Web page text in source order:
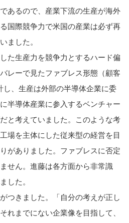
あるので、産業下流の生産が海外
国際競争力で米国の産業は必ず再
ました。
た生産力を競争力とするハード偏
レーで見たファブレス形態（顧客
し、生産は外部の半導体企業に委
半導体産業に参入するベンチャー
と考えていました。このような考
場を主体にした従来型の経営を目
がありました。ファブレスに否定
せん。進藤は各方面から非常識
した。
つきました。「自分の考えが正し
れまでにない企業像を目指して、